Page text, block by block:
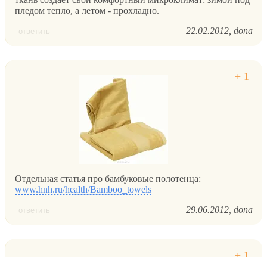
пледом тепло, а летом - прохладно.
ответить 22.02.2012 dona
Отдельная статья про бамбуковые полотенца:
www.hnh.ru/health/Bamboo_towels
ответить 29.06.2012 dona